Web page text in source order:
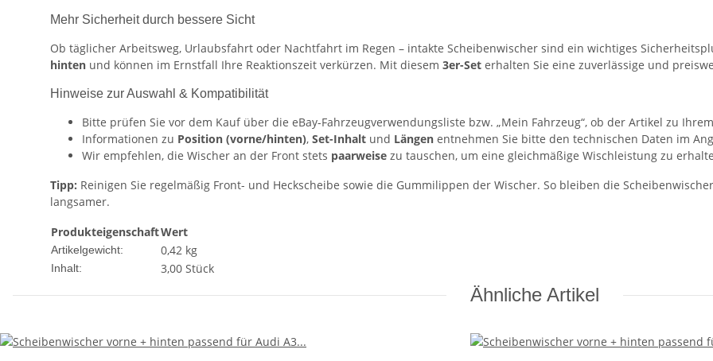
Mehr Sicherheit durch bessere Sicht
Ob täglicher Arbeitsweg, Urlaubsfahrt oder Nachtfahrt im Regen – intakte Scheibenwischer sind ein wichtiges
hinten und können im Ernstfall Ihre Reaktionszeit verkürzen. Mit diesem 3er-Set erhalten Sie eine zuverlässige und
Hinweise zur Auswahl & Kompatibilität
Bitte prüfen Sie vor dem Kauf über die eBay-Fahrzeugverwendungsliste bzw. „Mein Fahrzeug“, ob der Artikel zu
Informationen zu Position (vorne/hinten), Set-Inhalt und Längen entnehmen Sie bitte den technischen Daten im
Wir empfehlen, die Wischer an der Front stets paarweise zu tauschen, um eine gleichmäßige Wischleistung zu
Tipp: Reinigen Sie regelmäßig Front- und Heckscheibe sowie die Gummilippen der Wischer. So bleiben die
langsamer.
ProdukteigenschaftWert
Artikelgewicht: 0,42 kg
Inhalt: 3,00 Stück
Ähnliche Artikel